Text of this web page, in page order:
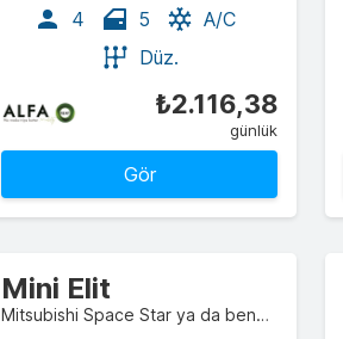
4 5
A/C
Düz.
₺2.116,38
günlük
Gör
Mini Elit
Mitsubishi Space Star ya da benzeri